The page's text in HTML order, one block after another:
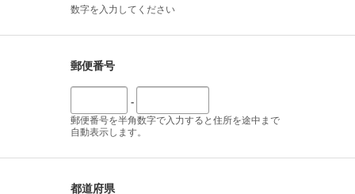
数字を入力してください
郵便番号
-
郵便番号を半角数字で入力すると住所を途中まで
自動表示します。
都道府県